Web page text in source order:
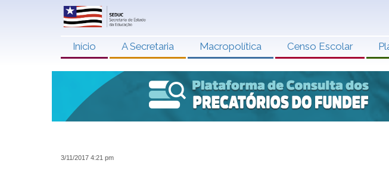
Início A Secretaria Macropolítica Censo Escolar
3/11/2017 4:21 pm